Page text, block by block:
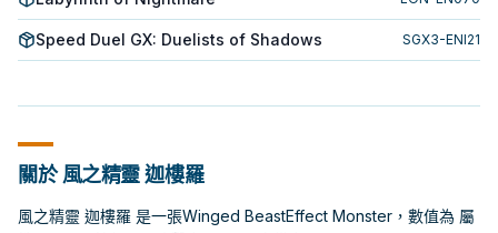
Speed Duel GX: Duelists of Shadows SGX3-ENI21
關於 風之精靈 迦樓羅
風之精靈 迦樓羅 是一張Winged BeastEffect Monster，數值為 屬